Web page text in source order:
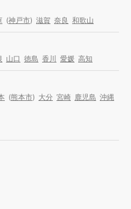
(神戸市) 滋賀 奈良 和歌山
山口 徳島 香川 愛媛 高知
(熊本市) 大分 宮崎 鹿児島 沖縄